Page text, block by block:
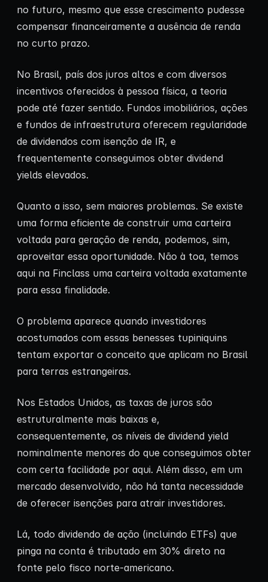
no futuro, mesmo que esse crescimento pudesse
compensar financeiramente a ausência de renda
no curto prazo.
No Brasil, país dos juros altos e com diversos
incentivos oferecidos à pessoa física, a teoria
pode até fazer sentido. Fundos imobiliários, ações
e fundos de infraestrutura oferecem regularidade
de dividendos com isenção de IR, e
frequentemente conseguimos obter dividend
yields elevados.
Quanto a isso, sem maiores problemas. Se existe
uma forma eficiente de construir uma carteira
voltada para geração de renda, podemos, sim,
aproveitar essa oportunidade. Não à toa, temos
aqui na Finclass uma carteira voltada exatamente
para essa finalidade.
O problema aparece quando investidores
acostumados com essas benesses tupiniquins
tentam exportar o conceito que aplicam no Brasil
para terras estrangeiras.
Nos Estados Unidos, as taxas de juros são
estruturalmente mais baixas e,
consequentemente, os níveis de dividend yield
nominalmente menores do que conseguimos obter
com certa facilidade por aqui. Além disso, em um
mercado desenvolvido, não há tanta necessidade
de oferecer isenções para atrair investidores.
Lá, todo dividendo de ação (incluindo ETFs) que
pinga na conta é tributado em 30% direto na
fonte pelo fisco norte-americano.